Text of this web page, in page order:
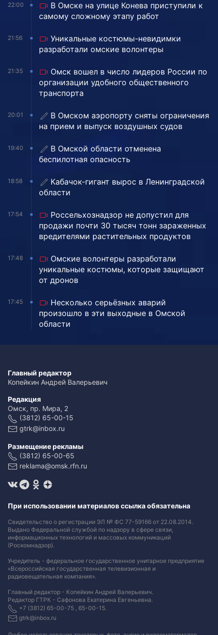
22:00
В Омске на улице Конева приступили к
самому сложному этапу работ
21:56
Уникальные костюмы-невидимки
разработали омские волонтеры
21:35
Омск вошел в число лидеров России по
организации удобного общественного
транспорта
20:01
В Омском аэропорту сняты ограничения
на прием и выпуск воздушных судов
19:40
В Омской области отменена
беспилотная опасность
18:58
Кабачок-гигант вырос в Ленинградской
области
17:54
Россельхознадзор не допустил для
продажи почти 30 тысяч тонн зараженных
вредителями растительных продуктов
17:48
Омские волонтеры разработали
уникальные костюмы, которые защищают
от дронов
17:45
Несколько серьёзных аварий
произошло в эти выходные в Омской
области
Главный редактор
Копейкин Андрей Валерьевич
Редакция
Омск, пр. Мира, 2
(3812) 65-00-15
gtrk@inbox.ru
Размещение рекламы
(3812) 65-00-65
reklama@omsk.rfn.ru
При использовании материалов ссылка обязательна
Свидетельство о регистрации ЭЛ № ФС 77-59166 от 22.08.2014.
Выдано Федеральной службой по надзору в сфере связи,
информационных технологий и массовых коммуникаций
(Роскомнадзор).
Учредитель - федеральное государственное унитарное предприятие
«Всероссийская государственная телевизионная и
радиовещательная компания».
Главный редактор - Копейкин Андрей Валерьевич.
Редактор ГТРК - Сафонова Екатерина Евгеньевна.
+7 (3812) 65-00-75 , 65-00-15.
gtrk@inbox.ru